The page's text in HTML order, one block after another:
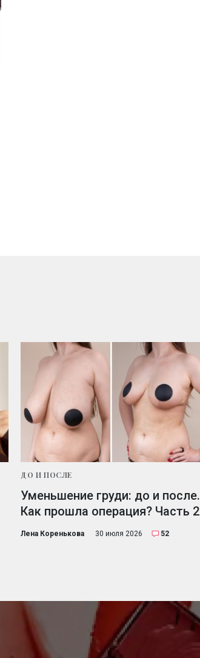
ДО И ПОСЛЕ
Уменьшение груди: до и после.
Как прошла операция? Часть 2
Лена Коренькова 30 июля 2026 52